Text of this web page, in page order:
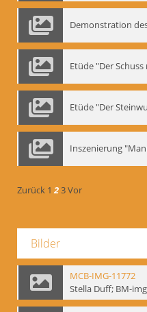
Zurück 1 23Vor
Bilder
MCB-IMG-11772
Stella Duff; BM-